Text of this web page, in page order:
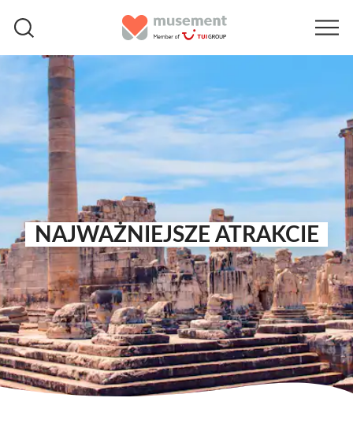
NAJWAŻNIEJSZE ATRAKCIE